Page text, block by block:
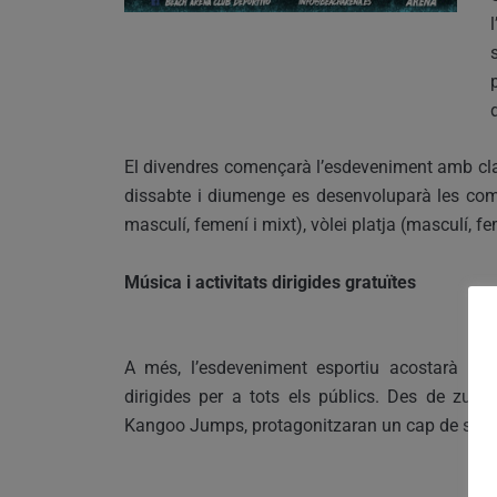
El divendres començarà l’esdeveniment amb
dissabte i diumenge es desenvoluparà les
masculí, femení i mixt), vòlei platja (masculí,
Música i activitats dirigides gratuïtes
A més, l’esdeveniment esportiu acostarà
dirigides per a tots els públics. Des de
Kangoo Jumps, protagonitzaran un cap de